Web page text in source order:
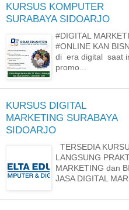
KURSUS KOMPUTER
SURABAYA SIDOARJO
#DIGITAL
#ONLINE KAN
di era digital saat
promo...
KURSUS DIGITAL
MARKETING SURABAYA
SIDOARJO
TERSEDIA
LANGSUNG
MARKETING dan
JASA DIGITAL